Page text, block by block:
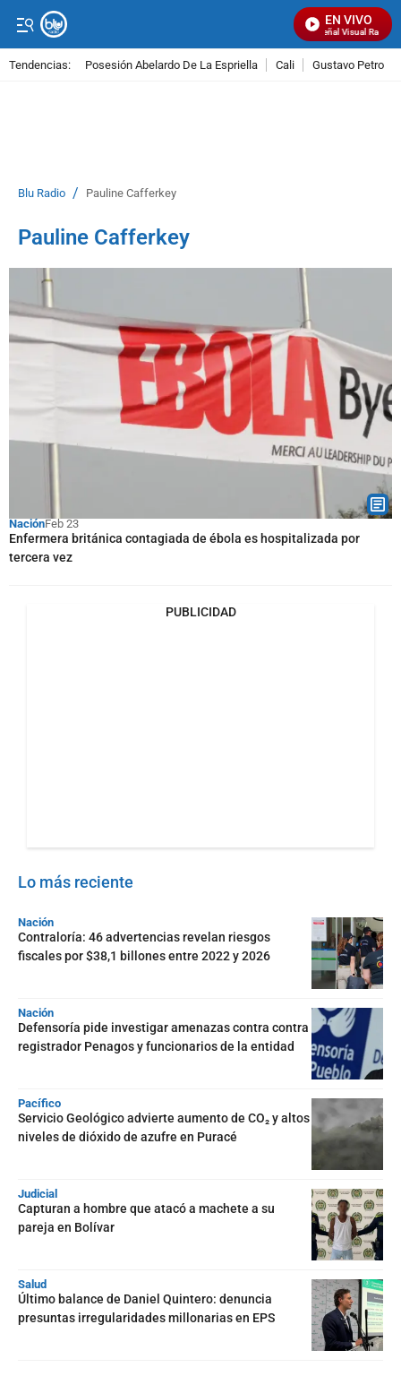
EN VIVO
Señal Visual Radio
Tendencias: Posesión Abelardo De La Espriella Cali Gustavo Petro
Blu Radio / Pauline Cafferkey
Pauline Cafferkey
NaciónFeb 23
Enfermera británica contagiada de ébola es hospitalizada por
tercera vez
PUBLICIDAD
Lo más reciente
Nación
Contraloría: 46 advertencias revelan riesgos
fiscales por $38,1 billones entre 2022 y 2026
Nación
Defensoría pide investigar amenazas contra contra
registrador Penagos y funcionarios de la entidad
Pacífico
Servicio Geológico advierte aumento de CO₂ y altos
niveles de dióxido de azufre en Puracé
Judicial
Capturan a hombre que atacó a machete a su
pareja en Bolívar
Salud
Último balance de Daniel Quintero: denuncia
presuntas irregularidades millonarias en EPS